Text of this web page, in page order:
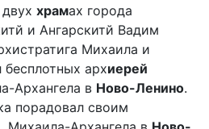
храмах города
и Ангарскитй Вадим
Михаила и
архиерей
Архангела в Ново-Ленино.
порадовал своим